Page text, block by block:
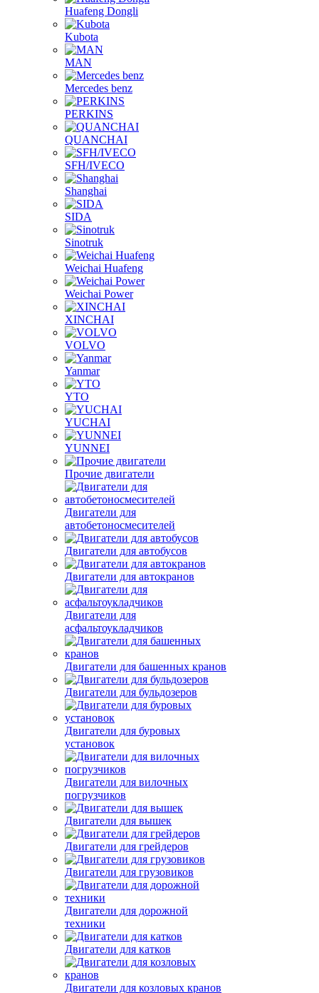
Huafeng Dongli
Kubota
MAN
Mercedes benz
PERKINS
QUANCHAI
SFH/IVECO
Shanghai
SIDA
Sinotruk
Weichai Huafeng
Weichai Power
XINCHAI
VOLVO
Yanmar
YTO
YUCHAI
YUNNEI
Прочие двигатели
Двигатели для
автобетоносмесителей
Двигатели для автобусов
Двигатели для автокранов
Двигатели для
асфальтоукладчиков
Двигатели для башенных кранов
Двигатели для бульдозеров
Двигатели для буровых
установок
Двигатели для вилочных
погрузчиков
Двигатели для вышек
Двигатели для грейдеров
Двигатели для грузовиков
Двигатели для дорожной
техники
Двигатели для катков
Двигатели для козловых кранов